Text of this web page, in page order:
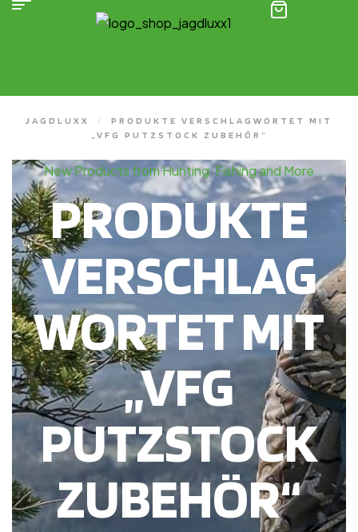
JAGDLUXX /
PRODUKTE VERSCHLAGWORTET MIT
„VFG PUTZSTOCK ZUBEHÖR“
New Products from Hunting, Fishing and More
PRODUKTE
VERSCHLAG
WORTET MIT
„VFG
PUTZSTOCK
ZUBEHÖR“